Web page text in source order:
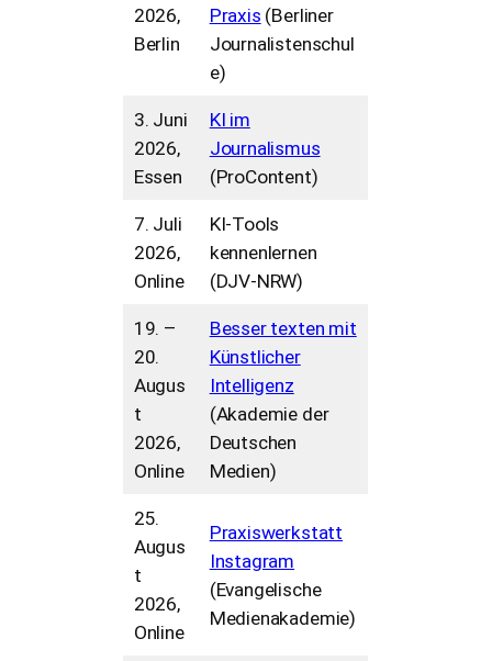
2026,
Berlin
Praxis (Berliner
Journalistenschul
e)
3. Juni
2026,
Essen
KI im
Journalismus
(ProContent)
7. Juli
2026,
Online
KI-Tools
kennenlernen
(DJV-NRW)
19. –
20.
Augus
t
2026,
Online
Besser texten mit
Künstlicher
Intelligenz
(Akademie der
Deutschen
Medien)
25.
Augus
t
2026,
Online
Praxiswerkstatt
Instagram
(Evangelische
Medienakademie)